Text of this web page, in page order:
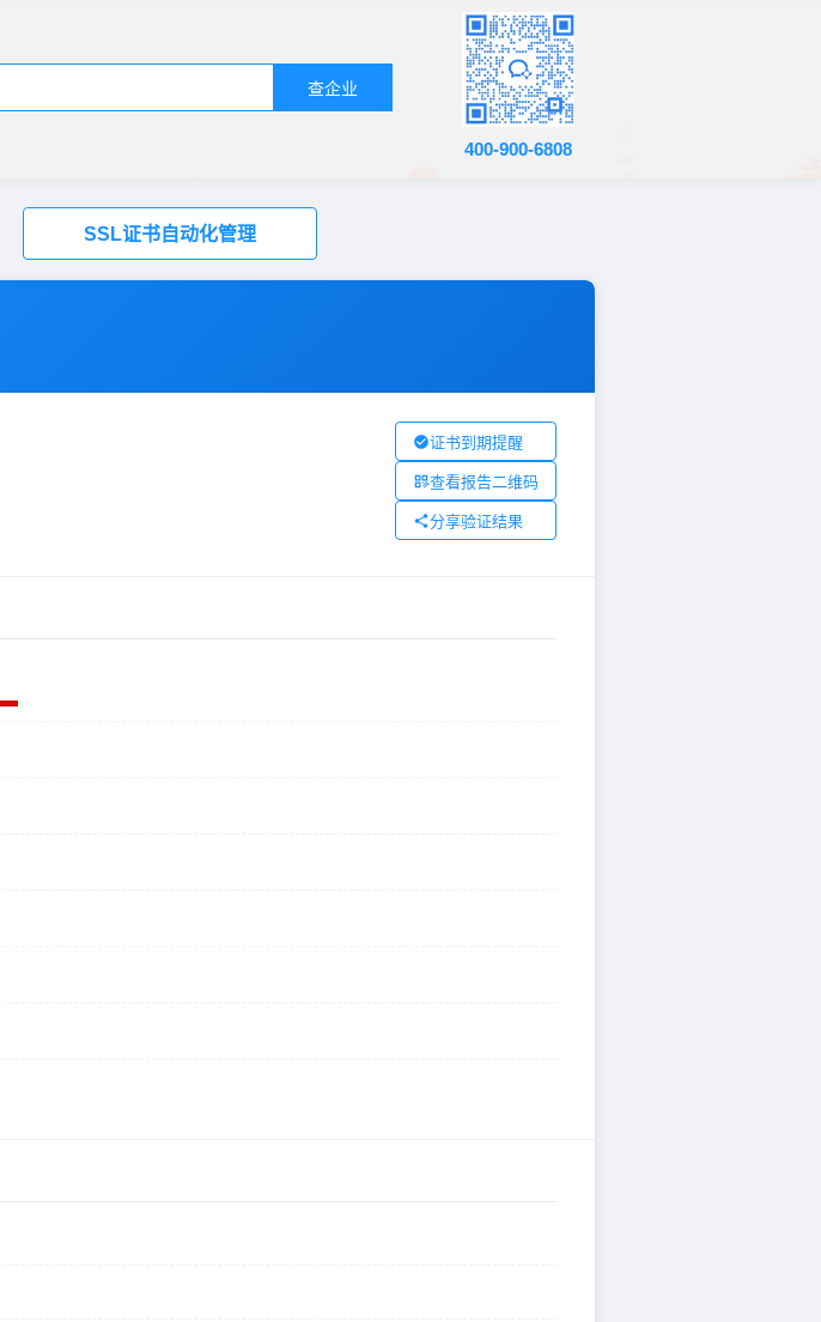
查企业
400-900-6808
SSL证书自动化管理
证书到期提醒
查看报告二维码
分享验证结果